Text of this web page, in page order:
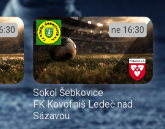
ne 16:30
Sokol Šebkovice
FK Kovofiniš Ledeč nad
Sázavou